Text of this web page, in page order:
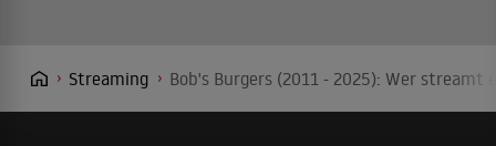
Streaming Bob's Burgers (2011 - 2025): Wer streamt